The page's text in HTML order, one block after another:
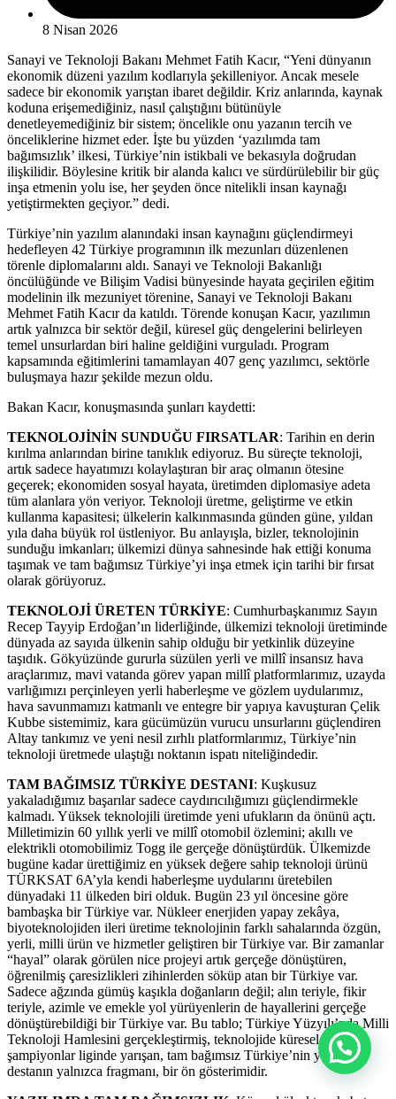
8 Nisan 2026
Sanayi ve Teknoloji Bakanı Mehmet Fatih Kacır, “Yeni dünyanın
ekonomik düzeni yazılım kodlarıyla şekilleniyor. Ancak mesele
sadece bir ekonomik yarıştan ibaret değildir. Kriz anlarında, kaynak
koduna erişemediğiniz, nasıl çalıştığını bütünüyle
denetleyemediğiniz bir sistem; öncelikle onu yazanın tercih ve
önceliklerine hizmet eder. İşte bu yüzden ‘yazılımda tam
bağımsızlık’ ilkesi, Türkiye’nin istikbali ve bekasıyla doğrudan
ilişkilidir. Böylesine kritik bir alanda kalıcı ve sürdürülebilir bir güç
inşa etmenin yolu ise, her şeyden önce nitelikli insan kaynağı
yetiştirmekten geçiyor.” dedi.
Türkiye’nin yazılım alanındaki insan kaynağını güçlendirmeyi
hedefleyen 42 Türkiye programının ilk mezunları düzenlenen
törenle diplomalarını aldı. Sanayi ve Teknoloji Bakanlığı
öncülüğünde ve Bilişim Vadisi bünyesinde hayata geçirilen eğitim
modelinin ilk mezuniyet törenine, Sanayi ve Teknoloji Bakanı
Mehmet Fatih Kacır da katıldı. Törende konuşan Kacır, yazılımın
artık yalnızca bir sektör değil, küresel güç dengelerini belirleyen
temel unsurlardan biri haline geldiğini vurguladı. Program
kapsamında eğitimlerini tamamlayan 407 genç yazılımcı, sektörle
buluşmaya hazır şekilde mezun oldu.
Bakan Kacır, konuşmasında şunları kaydetti:
TEKNOLOJİNİN SUNDUĞU FIRSATLAR: Tarihin en derin
kırılma anlarından birine tanıklık ediyoruz. Bu süreçte teknoloji,
artık sadece hayatımızı kolaylaştıran bir araç olmanın ötesine
geçerek; ekonomiden sosyal hayata, üretimden diplomasiye adeta
tüm alanlara yön veriyor. Teknoloji üretme, geliştirme ve etkin
kullanma kapasitesi; ülkelerin kalkınmasında günden güne, yıldan
yıla daha büyük rol üstleniyor. Bu anlayışla, bizler, teknolojinin
sunduğu imkanları; ülkemizi dünya sahnesinde hak ettiği konuma
taşımak ve tam bağımsız Türkiye’yi inşa etmek için tarihi bir fırsat
olarak görüyoruz.
TEKNOLOJİ ÜRETEN TÜRKİYE: Cumhurbaşkanımız Sayın
Recep Tayyip Erdoğan’ın liderliğinde, ülkemizi teknoloji üretiminde
dünyada az sayıda ülkenin sahip olduğu bir yetkinlik düzeyine
taşıdık. Gökyüzünde gururla süzülen yerli ve millî insansız hava
araçlarımız, mavi vatanda görev yapan millî platformlarımız, uzayda
varlığımızı perçinleyen yerli haberleşme ve gözlem uydularımız,
hava savunmamızı katmanlı ve entegre bir yapıya kavuşturan Çelik
Kubbe sistemimiz, kara gücümüzün vurucu unsurlarını güçlendiren
Altay tankımız ve yeni nesil zırhlı platformlarımız, Türkiye’nin
teknoloji üretmede ulaştığı noktanın ispatı niteliğindedir.
TAM BAĞIMSIZ TÜRKİYE DESTANI: Kuşkusuz
yakaladığımız başarılar sadece caydırıcılığımızı güçlendirmekle
kalmadı. Yüksek teknolojili üretimde yeni ufukların da önünü açtı.
Milletimizin 60 yıllık yerli ve millî otomobil özlemini; akıllı ve
elektrikli otomobilimiz Togg ile gerçeğe dönüştürdük. Ülkemizde
bugüne kadar ürettiğimiz en yüksek değere sahip teknoloji ürünü
TÜRKSAT 6A’yla kendi haberleşme uydularını üretebilen
dünyadaki 11 ülkeden biri olduk. Bugün 23 yıl öncesine göre
bambaşka bir Türkiye var. Nükleer enerjiden yapay zekâya,
biyoteknolojiden ileri üretime teknolojinin farklı sahalarında özgün,
yerli, milli ürün ve hizmetler geliştiren bir Türkiye var. Bir zamanlar
“hayal” olarak görülen nice projeyi artık gerçeğe dönüştüren,
öğrenilmiş çaresizlikleri zihinlerden söküp atan bir Türkiye var.
Sadece ağzında gümüş kaşıkla doğanların değil; alın teriyle, fikir
teriyle, azimle ve emekle yol yürüyenlerin de hayallerini gerçeğe
dönüştürebildiği bir Türkiye var. Bu tablo; Türkiye Yüzyılı’nda Milli
Teknoloji Hamlesini gerçekleştirmiş, teknolojide küresel
şampiyonlar liginde yarışan, tam bağımsız Türkiye’nin yazacağı
destanın yalnızca fragmanı, bir ön gösterimidir.